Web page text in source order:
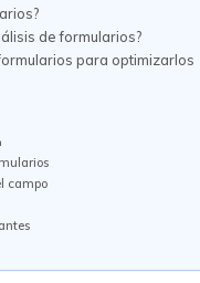
de formularios?
para optimizarlos
campo